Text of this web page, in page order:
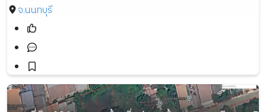
จ.นนทบุรี